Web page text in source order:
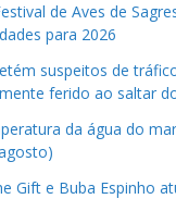
de Aves de
para 2026
suspeitos de
ferido ao saltar
da água do
Gift e Buba Espinho